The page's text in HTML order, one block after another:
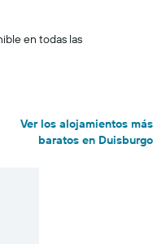
en todas las
Ver los alojamientos más
baratos en Duisburgo